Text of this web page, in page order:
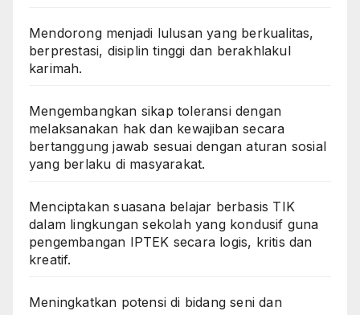
Mendorong menjadi lulusan yang berkualitas,
berprestasi, disiplin tinggi dan berakhlakul
karimah.
Mengembangkan sikap toleransi dengan
melaksanakan hak dan kewajiban secara
bertanggung jawab sesuai dengan aturan sosial
yang berlaku di masyarakat.
Menciptakan suasana belajar berbasis TIK
dalam lingkungan sekolah yang kondusif guna
pengembangan IPTEK secara logis, kritis dan
kreatif.
Meningkatkan potensi di bidang seni dan